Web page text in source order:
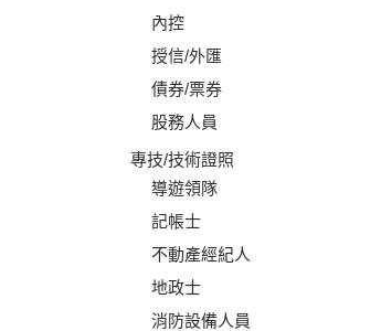
內控
授信/外匯
債券/票券
股務人員
專技/技術證照
導遊領隊
記帳士
不動產經紀人
地政士
消防設備人員